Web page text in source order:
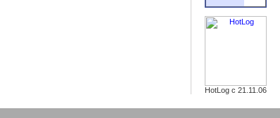
HotLog с 21.11.06